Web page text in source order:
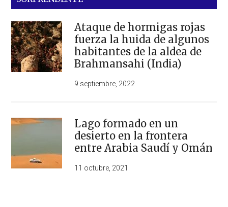
Ataque de hormigas rojas
fuerza la huida de algunos
habitantes de la aldea de
Brahmansahi (India)
9 septiembre, 2022
Lago formado en un
desierto en la frontera
entre Arabia Saudí y Omán
11 octubre, 2021